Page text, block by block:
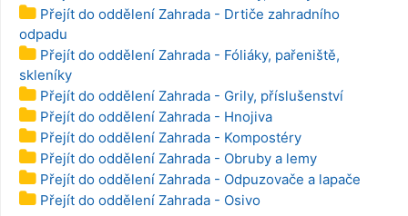
Přejít do oddělení Zahrada - Drtiče zahradního
odpadu
Přejít do oddělení Zahrada - Fóliáky, pařeniště,
skleníky
Přejít do oddělení Zahrada - Grily, příslušenství
Přejít do oddělení Zahrada - Hnojiva
Přejít do oddělení Zahrada - Kompostéry
Přejít do oddělení Zahrada - Obruby a lemy
Přejít do oddělení Zahrada - Odpuzovače a lapače
Přejít do oddělení Zahrada - Osivo